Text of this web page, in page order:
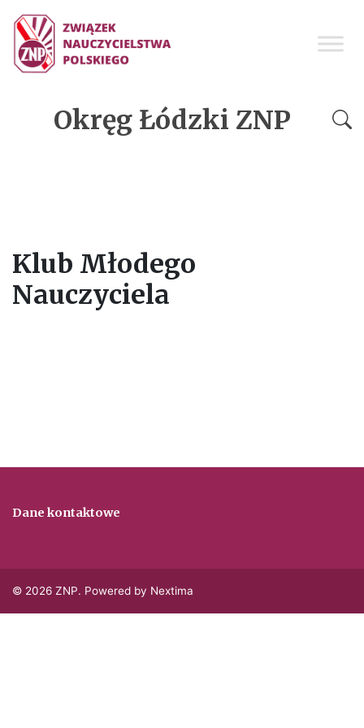
Okręg Łódzki ZNP
Klub Młodego
Nauczyciela
Dane kontaktowe
© 2026 ZNP. Powered by Nextima